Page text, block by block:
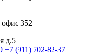
офис 352
д.5
+7 (911) 702-82-37